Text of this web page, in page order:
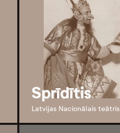
Sprīdītis
Latvijas Nacionālais teātris